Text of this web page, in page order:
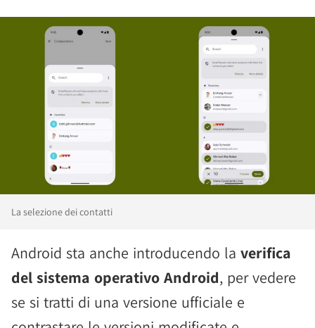
La selezione dei contatti
Android sta anche introducendo la verifica
del sistema operativo Android, per vedere
se si tratti di una versione ufficiale e